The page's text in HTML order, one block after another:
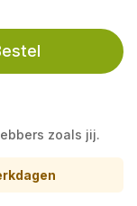
zoals jij.